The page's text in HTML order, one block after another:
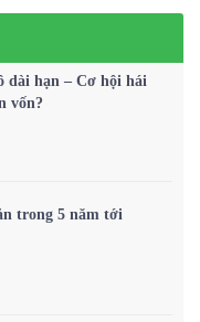
dài hạn – Cơ hội hái
vốn?
trong 5 năm tới